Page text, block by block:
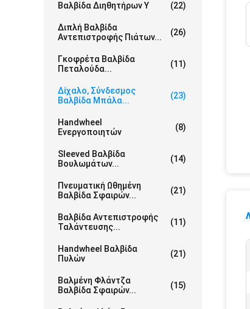
Βαλβίδα Διηθητήρων Υ (22)
Διπλή Βαλβίδα
Αντεπιστροφής Πιάτων...
(26)
Γκοφρέτα Βαλβίδα
Πεταλούδα...
(11)
Δίχαλο, Σύνδεσμος
Βαλβίδα Μπάλα...
(23)
Handwheel
Ενεργοποιητών
(8)
Sleeved Βαλβίδα
Βουλωμάτων...
(14)
Πνευματική Ωθημένη
Βαλβίδα Σφαιρών...
(21)
Βαλβίδα Αντεπιστροφής
Ταλάντευσης...
(11)
Handwheel Βαλβίδα
Πυλών
(21)
Βαλμένη Φλάντζα
Βαλβίδα Σφαιρών...
(15)